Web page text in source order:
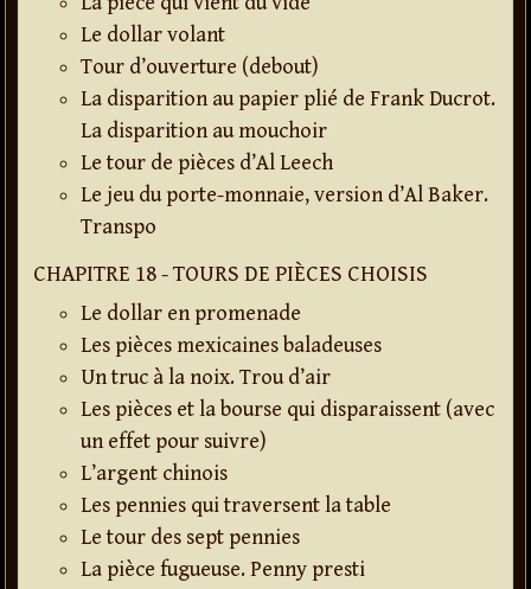
Le dollar volant
Tour d’ouverture (debout)
La disparition au papier plié de Frank Ducrot.
La disparition au mouchoir
Le tour de pièces d’Al Leech
Le jeu du porte-monnaie, version d’Al Baker.
Transpo
CHAPITRE 18 - TOURS DE PIÈCES CHOISIS
Le dollar en promenade
Les pièces mexicaines baladeuses
Un truc à la noix. Trou d’air
Les pièces et la bourse qui disparaissent (avec
un effet pour suivre)
L’argent chinois
Les pennies qui traversent la table
Le tour des sept pennies
La pièce fugueuse. Penny presti